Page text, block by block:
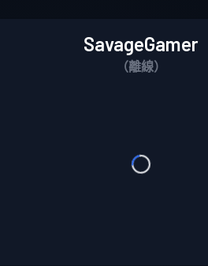
SavageGamer
（離線）